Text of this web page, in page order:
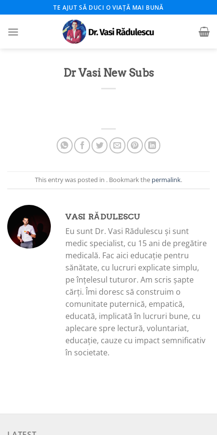
to
content
TE AJUT SĂ DUCI O VIAȚĂ MAI BUNĂ
Dr Vasi New Subs
This entry was posted in . Bookmark the permalink.
VASI RĂDULESCU
Eu sunt Dr. Vasi Rădulescu și sunt
medic specialist, cu 15 ani de pregătire
medicală. Fac aici educație pentru
sănătate, cu lucruri explicate simplu,
pe înțelesul tuturor. Am scris șapte
cărți. Îmi doresc să construim o
comunitate puternică, empatică,
educată, implicată în lucruri bune, cu
aplecare spre lectură, voluntariat,
educație, cauze cu impact semnificativ
în societate.